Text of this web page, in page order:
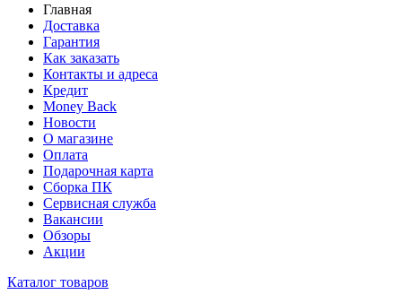
Главная
Доставка
Гарантия
Как заказать
Контакты и адреса
Кредит
Money Back
Новости
О магазине
Оплата
Подарочная карта
Сборка ПК
Сервисная служба
Вакансии
Обзоры
Акции
Каталог товаров